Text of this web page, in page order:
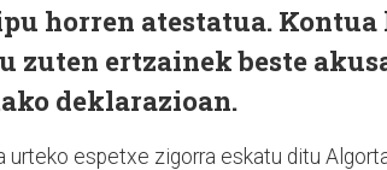
horren atestatua. Kontua
zuten ertzainek beste
deklarazioan.
urteko espetxe zigorra eskatu ditu